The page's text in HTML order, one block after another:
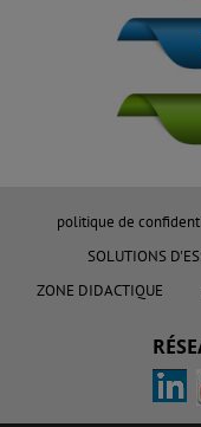
politique de
SOLUTIONS
ZONE DIDACTIQUE